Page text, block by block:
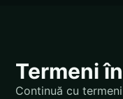
Termeni
Continuă cu